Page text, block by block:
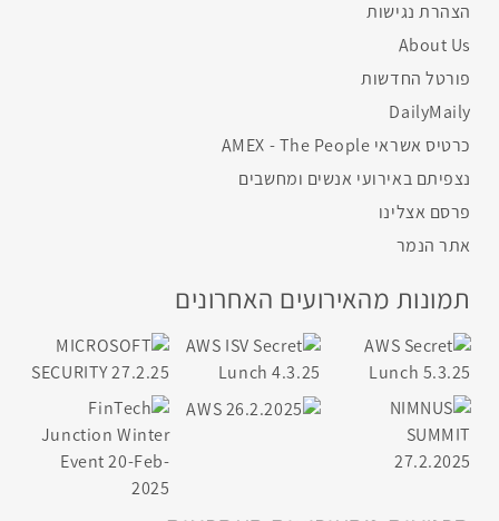
הצהרת נגישות
About Us
פורטל החדשות
DailyMaily
כרטיס אשראי AMEX - The People
נצפיתם באירועי אנשים ומחשבים
פרסם אצלינו
אתר הנמר
תמונות מהאירועים האחרונים